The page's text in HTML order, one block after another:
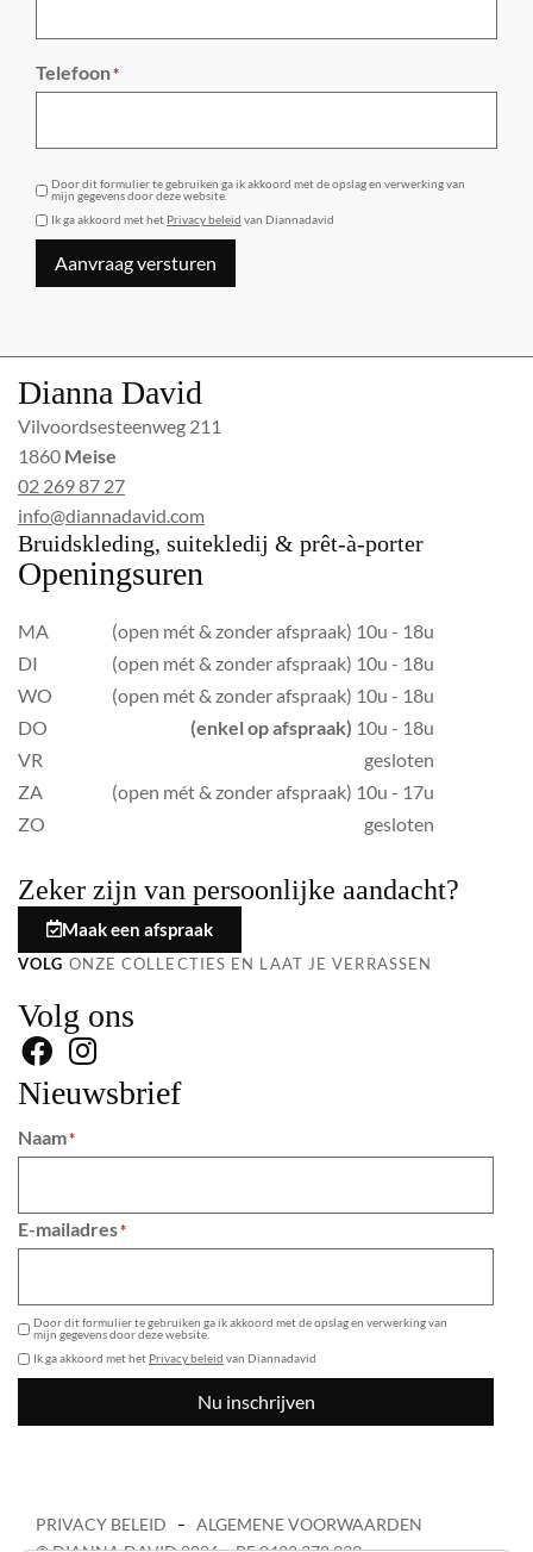
Telefoon*
Door dit formulier te gebruiken ga ik akkoord met de opslag en verwerking van
mijn gegevens door deze website.
Ik ga akkoord met het Privacy beleid van Diannadavid
Aanvraag versturen
Dianna David
Vilvoordsesteenweg 211
1860 Meise
02 269 87 27
info@diannadavid.com
Bruidskleding, suitekledij & prêt-à-porter
Openingsuren
MA
(open mét & zonder afspraak) 10u - 18u
DI
(open mét & zonder afspraak) 10u - 18u
WO
(open mét & zonder afspraak) 10u - 18u
DO
(enkel op afspraak) 10u - 18u
VR
gesloten
ZA
(open mét & zonder afspraak) 10u - 17u
ZO
gesloten
Zeker zijn van persoonlijke aandacht?
Maak een afspraak
VOLG ONZE COLLECTIES EN LAAT JE VERRASSEN
Volg ons
Nieuwsbrief
Naam*
E-mailadres*
Door dit formulier te gebruiken ga ik akkoord met de opslag en verwerking van
mijn gegevens door deze website.
Ik ga akkoord met het Privacy beleid van Diannadavid
Nu inschrijven
PRIVACY BELEID
ALGEMENE VOORWAARDEN